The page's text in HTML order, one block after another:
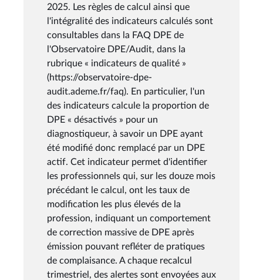
2025. Les règles de calcul ainsi que
l'intégralité des indicateurs calculés sont
consultables dans la FAQ DPE de
l'Observatoire DPE/Audit, dans la
rubrique « indicateurs de qualité »
(https://observatoire-dpe-
audit.ademe.fr/faq). En particulier, l'un
des indicateurs calcule la proportion de
DPE « désactivés » pour un
diagnostiqueur, à savoir un DPE ayant
été modifié donc remplacé par un DPE
actif. Cet indicateur permet d'identifier
les professionnels qui, sur les douze mois
précédant le calcul, ont les taux de
modification les plus élevés de la
profession, indiquant un comportement
de correction massive de DPE après
émission pouvant refléter de pratiques
de complaisance. A chaque recalcul
trimestriel, des alertes sont envoyées aux